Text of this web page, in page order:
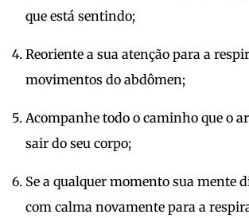
que está sentindo;
Reoriente a sua atenção para a
movimentos do abdômen;
Acompanhe todo o caminho que o
sair do seu corpo;
Se a qualquer momento sua mente
com calma novamente para a